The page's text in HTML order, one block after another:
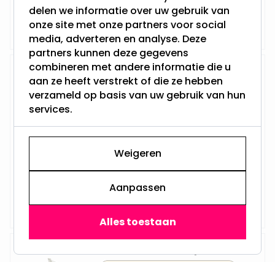
Op voorraad,
Maandag verzonden
Vanaf
12,95
LED Midi inbouwspot | Dexter
2.8 Watt - Vervangt 30Watt
Dimbaar en 230Volt
Inbouwdiepte: 60MM
Boorgat: 43MM - 45MM
Star Trading - GU10
Maandag verzonden
12,95
delen we informatie over uw gebruik van
onze site met onze partners voor social
media, adverteren en analyse. Deze
partners kunnen deze gegevens
combineren met andere informatie die u
aan ze heeft verstrekt of die ze hebben
verzameld op basis van uw gebruik van hun
services.
Weigeren
Aanpassen
Alles toestaan